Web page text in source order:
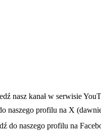
się w nowej karcie
nasz kanał w serwisie
karcie
naszego profilu na X
otwiera się w nowej karcie
do naszego profilu na